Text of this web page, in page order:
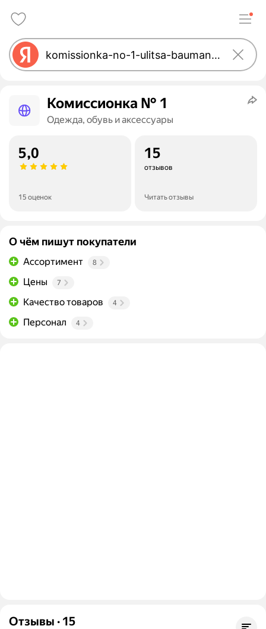
Комиссионка № 1
Одежда, обувь и аксессуары
5,0
15 оценок
15
отзывов
Читать отзывы
О чём пишут покупатели
Ассортимент 8
Цены 7
Качество товаров 4
Персонал 4
Отзывы · 15